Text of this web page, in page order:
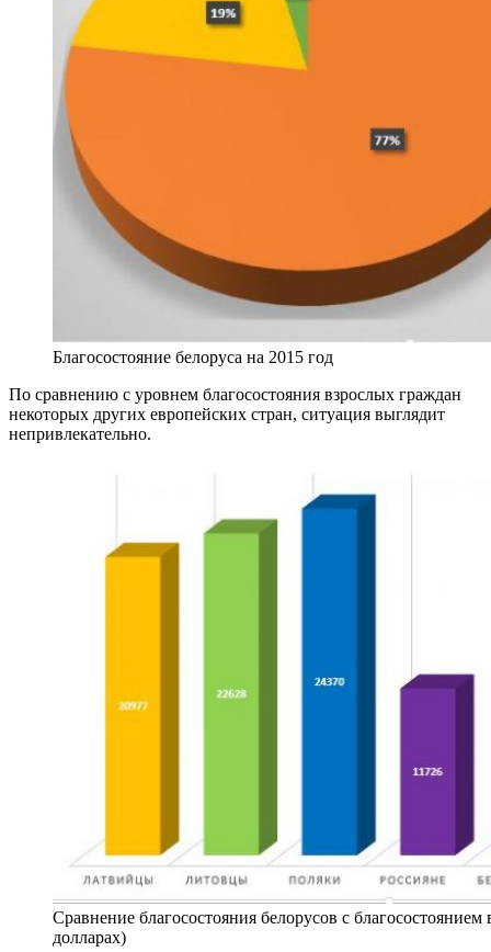
Благосостояние белоруса на 2015 год
По сравнению с уровнем благосостояния взрослых граждан
некоторых других европейских стран, ситуация выглядит
непривлекательно.
Сравнение благосостояния белорусов с
долларах)